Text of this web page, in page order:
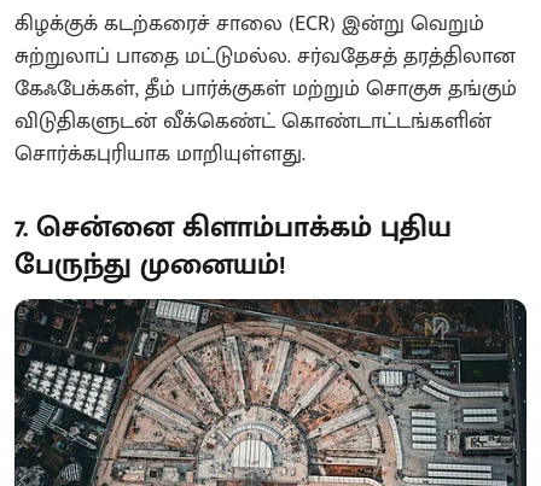
கிழக்குக் கடற்கரைச் சாலை (ECR) இன்று வெறும்
சுற்றுலாப் பாதை மட்டுமல்ல. சர்வதேசத் தரத்திலான
கேஃபேக்கள், தீம் பார்க்குகள் மற்றும் சொகுசு தங்கும்
விடுதிகளுடன் வீக்கெண்ட் கொண்டாட்டங்களின்
சொர்க்கபுரியாக மாறியுள்ளது.
7. சென்னை கிளாம்பாக்கம் புதிய
பேருந்து முனையம்!